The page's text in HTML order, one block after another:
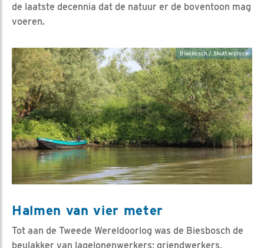
de laatste decennia dat de natuur er de boventoon mag
voeren.
Biesbosch / Shutterstock
Halmen van vier meter
Tot aan de Tweede Wereldoorlog was de Biesbosch de
beulakker van lagelonenwerkers; griendwerkers,